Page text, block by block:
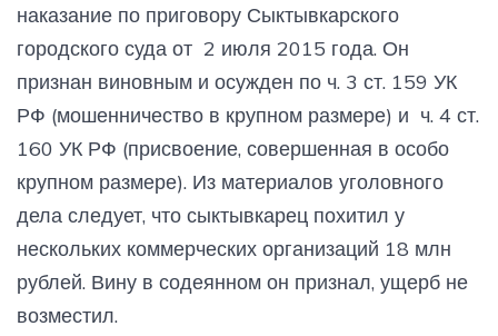
наказание по приговору Сыктывкарского
городского суда от 2 июля 2015 года. Он
признан виновным и осужден по ч. 3 ст. 159 УК
РФ (мошенничество в крупном размере) и ч. 4 ст.
160 УК РФ (присвоение, совершенная в особо
крупном размере). Из материалов уголовного
дела следует, что сыктывкарец похитил у
нескольких коммерческих организаций 18 млн
рублей. Вину в содеянном он признал, ущерб не
возместил.